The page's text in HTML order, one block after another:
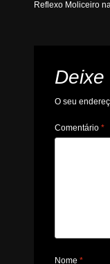
Reflexo Moliceiro na
Deixe
O seu
Comentário*
Nome*